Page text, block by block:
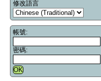
修改語言
帳號:
密碼: